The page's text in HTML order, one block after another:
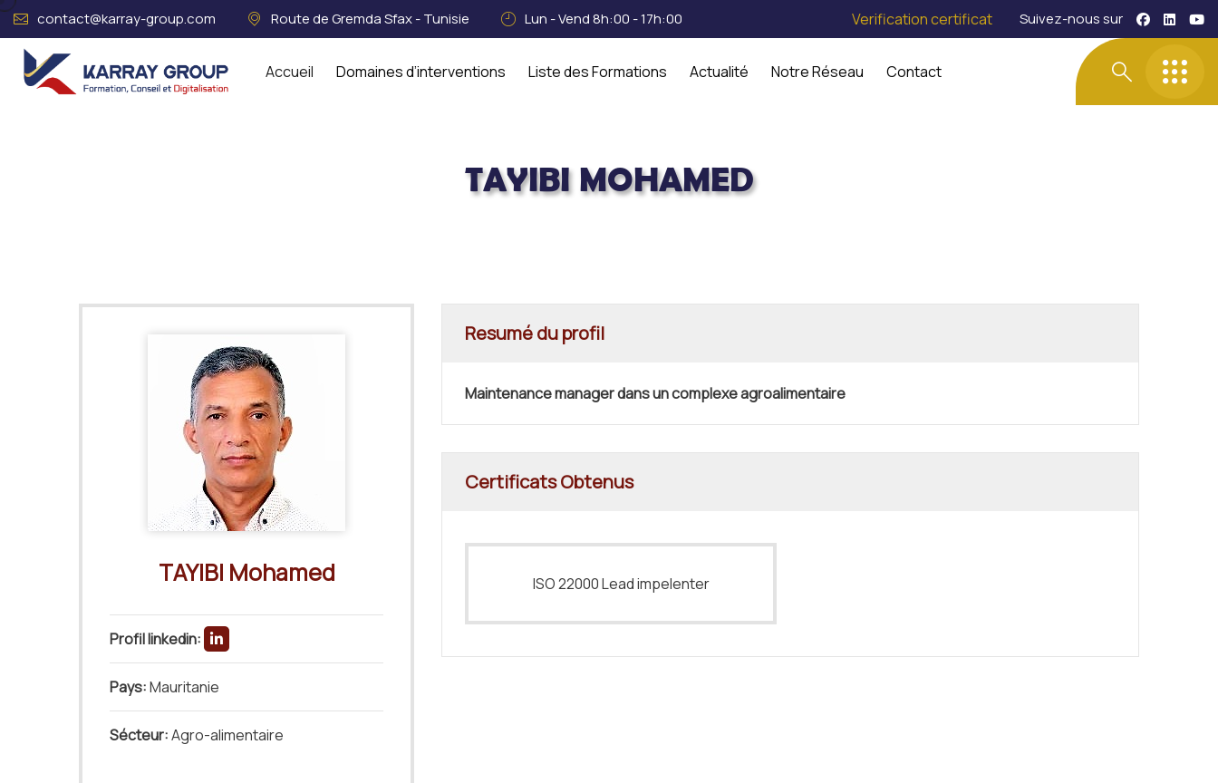
contact@karray-group.com Route de Gremda Sfax - Tunisie Lun - Vend 8h:00 - 17h:00 Verification certificat Suivez-nous sur
Accueil Domaines d’interventions Liste des Formations Actualité Notre Réseau Contact
TAYIBI MOHAMED
TAYIBI Mohamed
Profil linkedin:
Pays:Mauritanie
Sécteur:Agro-alimentaire
Resumé du profil
Maintenance manager dans un complexe agroalimentaire
Certificats Obtenus
ISO 22000 Lead impelenter